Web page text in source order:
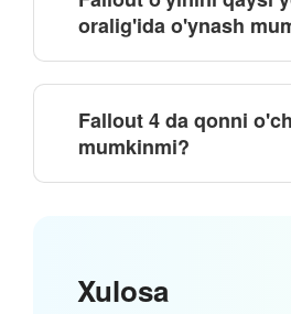
oralig'ida o'ynash
Fallout 4 da qonni
mumkinmi?
Xulosa